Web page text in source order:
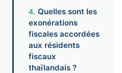
Quelles sont les
exonérations
fiscales accordées
aux résidents
fiscaux
thaïlandais ?